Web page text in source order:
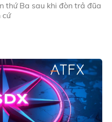
thứ Ba sau khi đòn trả đũa
cứ